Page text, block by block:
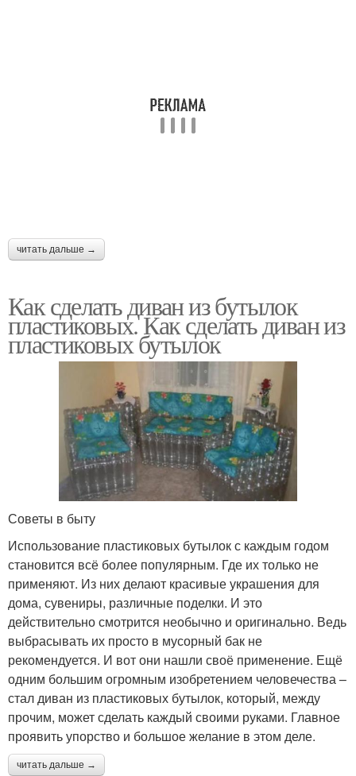
читать дальше →
Как сделать диван из бутылок
пластиковых. Как сделать диван из
пластиковых бутылок
Советы в быту
Использование пластиковых бутылок с каждым годом
становится всё более популярным. Где их только не
применяют. Из них делают красивые украшения для
дома, сувениры, различные поделки. И это
действительно смотрится необычно и оригинально. Ведь
выбрасывать их просто в мусорный бак не
рекомендуется. И вот они нашли своё применение. Ещё
одним большим огромным изобретением человечества –
стал диван из пластиковых бутылок, который, между
прочим, может сделать каждый своими руками. Главное
проявить упорство и большое желание в этом деле.
читать дальше →